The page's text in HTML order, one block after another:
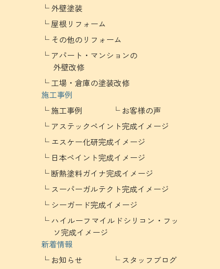
外壁塗装
屋根リフォーム
その他のリフォーム
アパート・マンションの
外壁改修
工場・倉庫の塗装改修
施工事例
施工事例
お客様の声
アステックペイント完成イメージ
エスケー化研完成イメージ
日本ペイント完成イメージ
断熱塗料ガイナ完成イメージ
スーパーガルテクト完成イメージ
シーガード完成イメージ
ハイルーフマイルドシリコン・フッ
ソ完成イメージ
新着情報
お知らせ
スタッフブログ